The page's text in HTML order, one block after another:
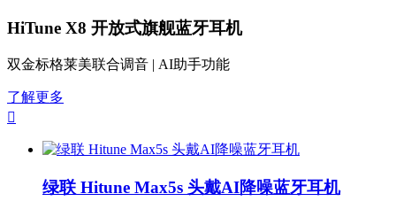
HiTune X8 开放式旗舰蓝牙耳机
双金标格莱美联合调音 | AI助手功能
了解更多

绿联 Hitune Max5s 头戴AI降噪蓝牙耳机